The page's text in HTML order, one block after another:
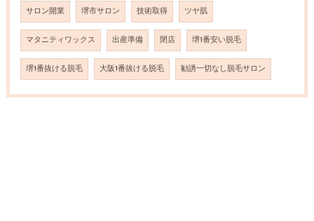
サロン開業 堺市サロン 技術取得 ツヤ肌
マタニティワックス 出産準備 閉店 堺1番安い脱毛
堺1番抜ける脱毛 大阪1番抜ける脱毛 勧誘一切なし脱毛サロン